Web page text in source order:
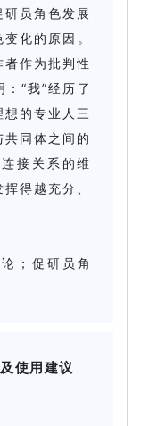
员角色发展
化的原因。
作为批判性
“我”经历了
的专业人三
同体之间的
接关系的维
得越充分、
；促研员角
使用建议